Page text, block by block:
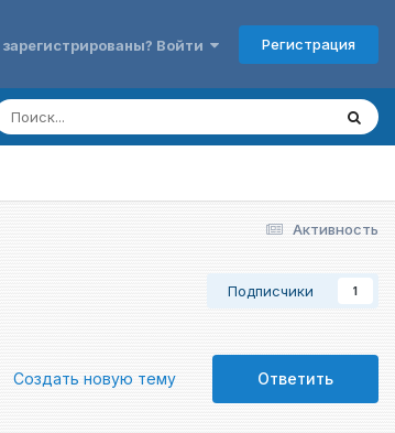
Войти Регистрация
Активность
Подписчики 1
Ответить
Создать новую тему